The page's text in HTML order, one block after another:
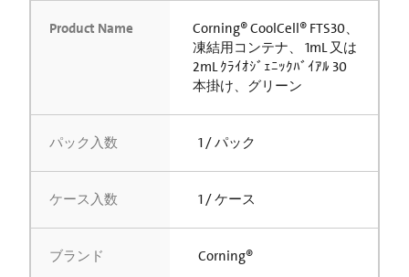
Product Name
Corning® CoolCell® FTS30、
凍結用コンテナ、 1mL 又は
2mL ｸﾗｲｵｼﾞｪﾆｯｸﾊﾞｲｱﾙ 30
本掛け、グリーン
パック入数 1 / パック
ケース入数 1 / ケース
ブランド Corning®